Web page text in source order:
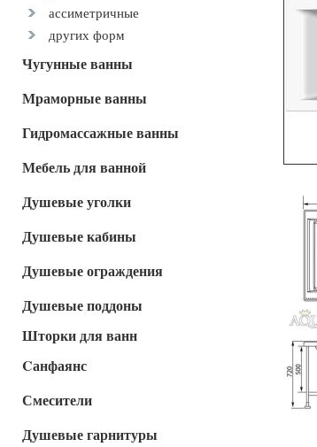
ассиметричные
других форм
Чугунные ванны
Мраморные ванны
Гидромассажные ванны
Мебель для ванной
Душевые уголки
Душевые кабины
Душевые ограждения
Душевые поддоны
Шторки для ванн
Cанфаянс
Смесители
Душевые гарнитуры